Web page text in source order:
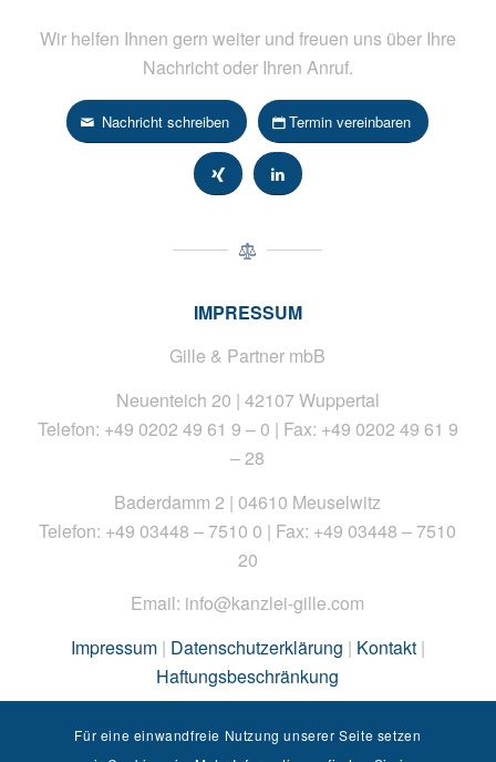
Wir helfen Ihnen gern weiter und freuen uns über Ihre
Nachricht oder Ihren Anruf.
Nachricht schreiben Termin vereinbaren
IMPRESSUM
Gille & Partner mbB
Neuenteich 20 | 42107 Wuppertal
Telefon: +49 0202 49 61 9 – 0 | Fax: +49 0202 49 61 9
– 28
Baderdamm 2 | 04610 Meuselwitz
Telefon: +49 03448 – 7510 0 | Fax: +49 03448 – 7510
20
Email: info@kanzlei-gille.com
Impressum| Datenschutzerklärung | Kontakt|
Haftungsbeschränkung
Für eine einwandfreie Nutzung unserer Seite setzen